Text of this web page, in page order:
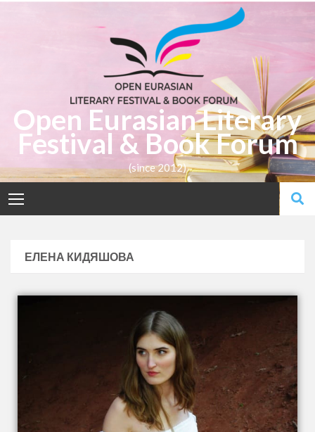
Open Eurasian Literary
Festival & Book Forum
(since 2012)
ЕЛЕНА КИДЯШОВА